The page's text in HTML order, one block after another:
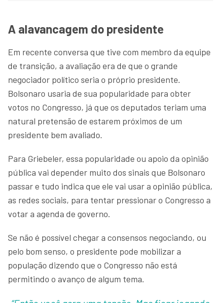
A alavancagem do presidente
Em recente conversa que tive com membro da equipe
de transição, a avaliação era de que o grande
negociador político seria o próprio presidente.
Bolsonaro usaria de sua popularidade para obter
votos no Congresso, já que os deputados teriam uma
natural pretensão de estarem próximos de um
presidente bem avaliado.
Para Griebeler, essa popularidade ou apoio da opinião
pública vai depender muito dos sinais que Bolsonaro
passar e tudo indica que ele vai usar a opinião pública,
as redes sociais, para tentar pressionar o Congresso a
votar a agenda de governo.
Se não é possível chegar a consensos negociando, ou
pelo bom senso, o presidente pode mobilizar a
população dizendo que o Congresso não está
permitindo o avanço de algum tema.